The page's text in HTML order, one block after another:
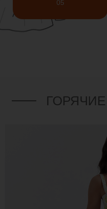
05
ГОРЯЧИЕ